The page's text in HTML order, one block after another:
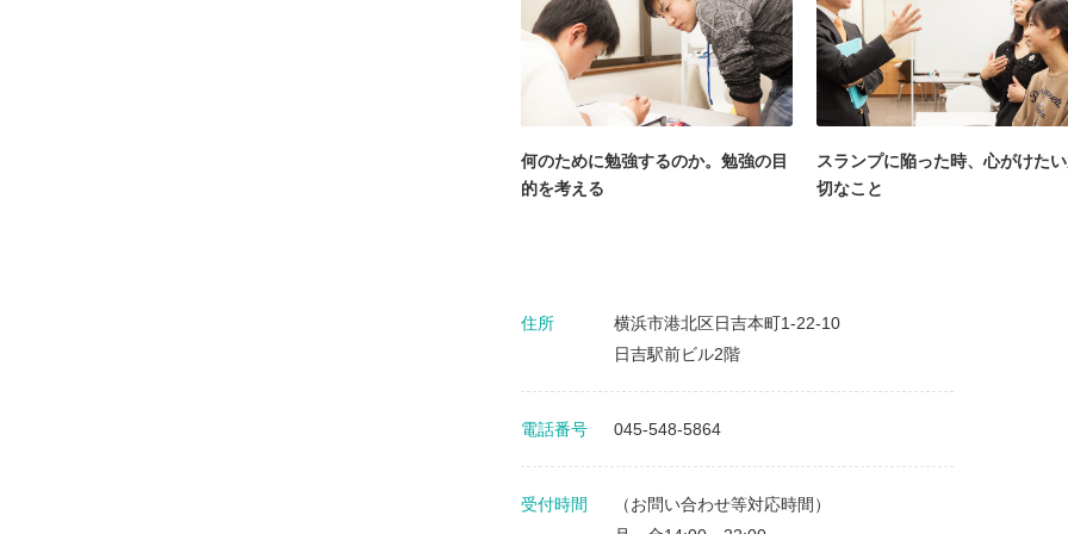
何のために勉強するのか。勉強の目
的を考える
スランプに陥った時、心がけた
切なこと
住所
横浜市港北区日吉本町1-22-10
日吉駅前ビル2階
電話番号 045-548-5864
受付時間
（お問い合わせ等対応時間）